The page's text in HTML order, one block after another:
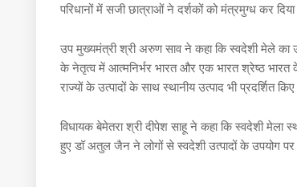
परिधानों में सजी छात्राओं ने दर्शकों को मंत्रमुग्ध कर
उप मुख्यमंत्री श्री अरुण साव ने कहा कि स्वदेशी मेले का
के नेतृत्व में आत्मनिर्भर भारत और एक भारत श्रेष्ठ भारत
राज्यों के उत्पादों के साथ स्थानीय उत्पाद भी प्रदर्शित
विधायक बेमेतरा श्री दीपेश साहू ने कहा कि स्वदेशी मेला
हुए डॉ अतुल जैन ने लोगों से स्वदेशी उत्पादों के उपयोग